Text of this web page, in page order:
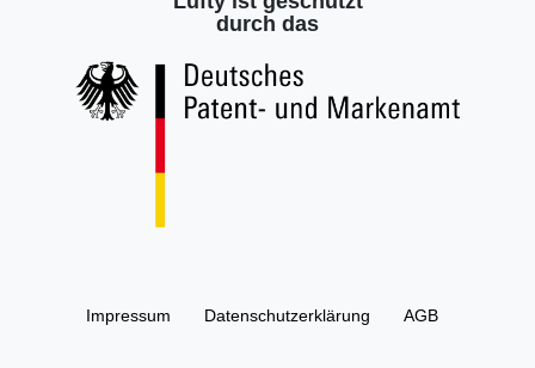
durch das
Impressum Daten­schutz­erklärung AGB